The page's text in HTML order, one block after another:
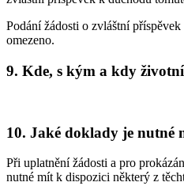
Podání žádosti o zvláštní
omezeno.
9. Kde, s kým a kdy
10. Jaké doklady je nutné
Při uplatnění žádosti a pro
nutné mít k dispozici některý z